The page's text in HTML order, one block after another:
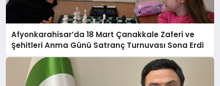
Afyonkarahisar’da 18 Mart Çanakkale Zaferi ve
Şehitleri Anma Günü Satranç Turnuvası Sona Erdi